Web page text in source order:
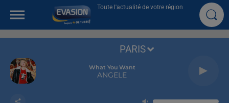
Toute l'actualité de votre région
What You Want
ANGELE
PARIS